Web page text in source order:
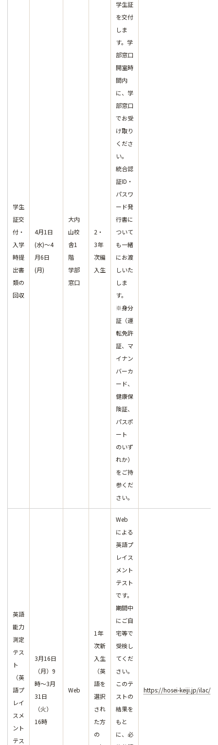
学生
証交
付・
入学
時提
出書
類の
回収
4月1日
(水)～4
月6日
(月)
大内
山校
舎1
階
学部
窓口
2・
3年
次編
入生
学生証
を交付
しま
す。学
部窓口
開室時
間内
に、学
部窓口
でお受
け取り
くださ
い。
統合認
証ID・
パスワ
ード発
行書に
ついて
も一緒
にお渡
しいた
しま
す。
※身分
証（運
転免許
証、マ
イナン
バーカ
ード、
健康保
険証、
パスポ
ート
のいず
れか）
をご持
参くだ
さい。
英語
能力
測定
テス
ト
（英
語プ
レイ
スメ
ント
テス
3月16日
（月）9
時～3月
31日
（火）
16時
Web
1年
次新
入生
（英
語を
選択
され
た方
の
Web
による
英語プ
レイス
メント
テスト
です。
期間中
にご自
宅等で
受検し
てくだ
さい。
このテ
ストの
結果を
もと
に、必
https://hosei-keiji.jp/ilac/